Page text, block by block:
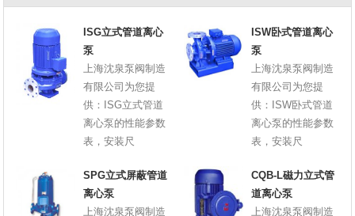
ISG立式管道离心
泵
上海沈泉泵阀制造
有限公司为您提
供：ISG立式管道
离心泵的性能参数
表，安装尺
ISW卧式管道离心
泵
上海沈泉泵阀制造
有限公司为您提
供：ISW卧式管道
离心泵的性能参数
表，安装尺
SPG立式屏蔽管道
离心泵
上海沈泉泵阀制造
CQB-L磁力立式管
道离心泵
上海沈泉泵阀制造